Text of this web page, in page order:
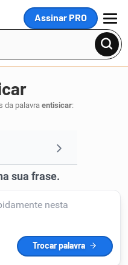
Assinar PRO
MENU
da palavra entisicar: